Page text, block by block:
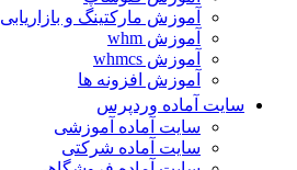
آموزش مارکتینگ و بازاریابی
آموزش whm
آموزش whmcs
آموزش افزونه ها
سایت آماده وردپرس
سایت آماده آموزشی
سایت آماده شرکتی